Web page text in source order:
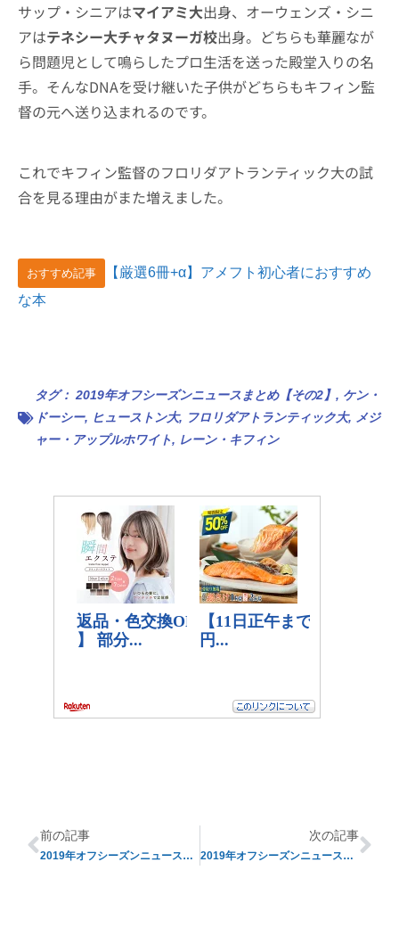
サップ・シニアはマイアミ大出身、オーウェンズ・シニ
アはテネシー大チャタヌーガ校出身。どちらも華麗なが
ら問題児として鳴らしたプロ生活を送った殿堂入りの名
手。そんなDNAを受け継いた子供がどちらもキフィン監
督の元へ送り込まれるのです。
これでキフィン監督のフロリダアトランティック大の試
合を見る理由がまた増えました。
おすすめ記事
【厳選6冊+α】アメフト初心者におすすめ
な本
タグ： 2019年オフシーズンニュースまとめ【その2】 , ケン・
ドーシー, ヒューストン大, フロリダアトランティック大, メジ
ャー・アップルホワイト, レーン・キフィン
前の記事
2019年オフシーズンニュースまとめ【その2】
次の記事
2019年オフシーズンニュースまとめ【その4】